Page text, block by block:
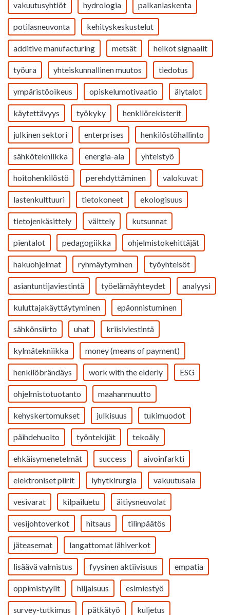
vakuutusyhtiöt hydrologia palkanlaskenta
potilasneuvonta kehityskeskustelut
additive manufacturing metsät heikot signaalit
työura yhteiskunnallinen muutos tiedotus
ympäristöoikeus opiskelumotivaatio älytalot
käytettävyys työkyky henkilörekisterit
julkinen sektori enterprises henkilöstöhallinto
sähkötekniikka energia-ala yhteistyö
hoitohenkilöstö perehdyttäminen valokuvat
lastenkulttuuri tietokoneet ekologisuus
tietojenkäsittely väittely kutsunnat
pientalot pedagogiikka ohjelmistokehittäjät
hakuohjelmat ryhmäytyminen työyhteisöt
asiantuntijaviestintä työelämäyhteydet analyysi
kuluttajakäyttäytyminen epäonnistuminen
sähkönsiirto uhat kriisiviestintä
kylmätekniikka money (means of payment)
henkilöbrändäys work with the elderly ESG
ohjelmistotuotanto maahanmuutto
kehyskertomukset julkisuus tukimuodot
päihdehuolto työntekijät tekoäly
ehkäisymenetelmät success aivoinfarkti
elektroniset piirit lyhytkirurgia vakuutusala
vesivarat kilpailuetu äitiysneuvolat
vesijohtoverkot hitsaus tilinpäätös
jäteasemat langattomat lähiverkot
lisäävä valmistus fyysinen aktiivisuus empatia
oppimistyylit hiljaisuus esimiestyö
survey-tutkimus pätkätyö kuljetus